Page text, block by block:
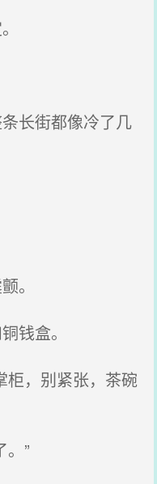
长街都像冷了几
。
钱盒。
，别紧张，茶碗
”